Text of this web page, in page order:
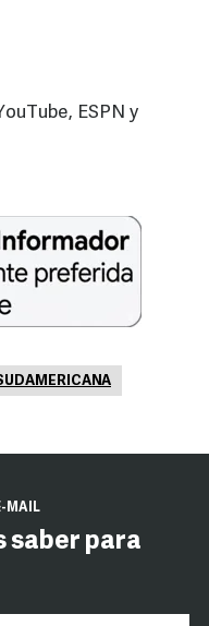
ESPN y
MAIL
saber para